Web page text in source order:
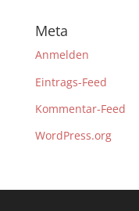
Meta
Anmelden
Eintrags-Feed
Kommentar-Feed
WordPress.org